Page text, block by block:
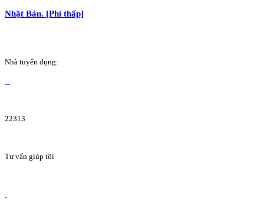
Nhật Bản. [Phí thấp]
Nhà tuyển dụng:
22313
Tư vấn giúp tôi